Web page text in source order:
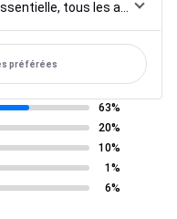
préférées
63%
20%
10%
1%
6%